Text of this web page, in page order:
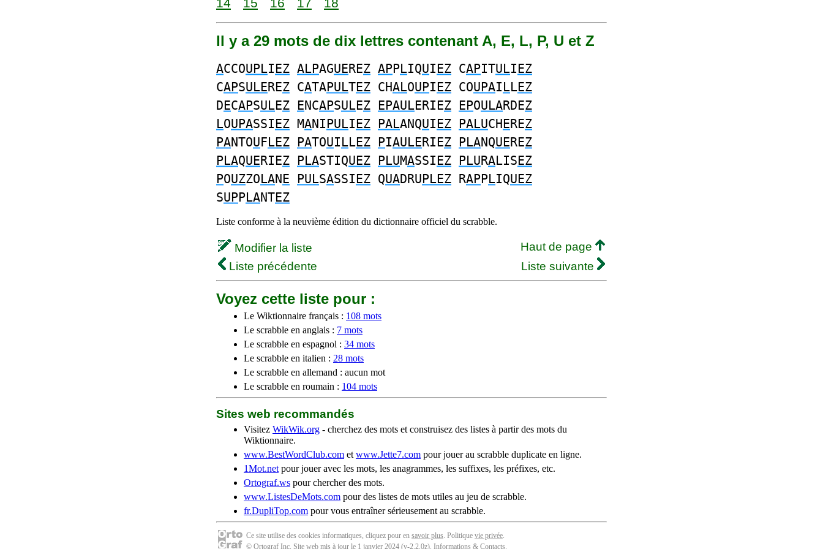
Il y a 29 mots de dix lettres contenant A, E, L, P, U et Z
ACCOUPLIEZ ALPAGUEREZ APPLIQUIEZ CAPITULIEZ
CAPSULEREZ CATAPULTEZ CHALOUPIEZ COUPAILLEZ
DECAPSULEZ ENCAPSULEZ EPAULERIEZ EPOULARDEZ
LOUPASSIEZ MANIPULIEZ PALANQUIEZ PALUCHEREZ
PANTOUFLEZ PATOUILLEZ PIAULERIEZ PLANQUEREZ
PLAQUERIEZ PLASTIQUEZ PLUMASSIEZ PLURALISEZ
POUZZOLANE PULSASSIEZ QUADRUPLEZ RAPPLIQUEZ
SUPPLANTEZ
Liste conforme à la neuvième édition du dictionnaire officiel du scrabble.
Modifier la liste
Haut de page
Liste précédente
Liste suivante
Voyez cette liste pour :
Le Wiktionnaire français : 108 mots
Le scrabble en anglais : 7 mots
Le scrabble en espagnol : 34 mots
Le scrabble en italien : 28 mots
Le scrabble en allemand : aucun mot
Le scrabble en roumain : 104 mots
Sites web recommandés
Visitez WikWik.org - cherchez des mots et construisez des listes à partir des mots du
Wiktionnaire.
www.BestWordClub.com et www.Jette7.com pour jouer au scrabble duplicate en ligne.
1Mot.net pour jouer avec les mots, les anagrammes, les suffixes, les préfixes, etc.
Ortograf.ws pour chercher des mots.
www.ListesDeMots.com pour des listes de mots utiles au jeu de scrabble.
fr.DupliTop.com pour vous entraîner sérieusement au scrabble.
Ce site utilise des cookies informatiques, cliquez pour en savoir plus. Politique vie privée.
© Ortograf Inc. Site web mis à jour le 1 janvier 2024 (v-2.2.0z). Informations & Contacts.